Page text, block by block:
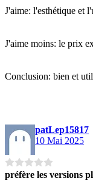
J'aime: l'esthétique et
J'aime moins: le prix
Conclusion: bien et
patLep15817
10 Mai 2025
préfère les versions